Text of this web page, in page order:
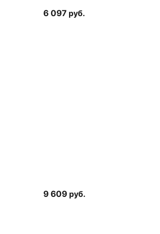
6 097 руб.
9 609 руб.